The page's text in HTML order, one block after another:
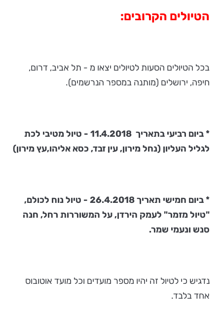
הטיולים הקרובים:
בכל הטיולים הסעות לטיולים יצאו מ - תל אביב, דרום,
חיפה, ירושלים (מותנה במספר הנרשמים).
* ביום רביעי בתאריך 11.4.2018 - טיול מטיבי לכת
לגליל העליון (נחל מירון, עין זבד, כסא אליהו,עץ מירון)
* ביום חמישי תאריך 26.4.2018 - טיול נוח לכולם,
"טיול מזמר" לעמק הירדן, על המשוררות רחל, חנה
סנש ונעמי שמר.
נדגיש כי לטיול זה יהיו מספר מועדים וכל מועד אוטובוס
אחד בלבד.